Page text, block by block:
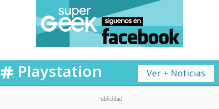
Ver + Noticias
Playstation